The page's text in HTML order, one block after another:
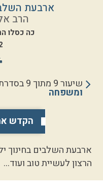
ארבעת
הרב
כה כסלו
2
שיעור 9 מתוך 9 בסדרת
ומשפחה
הקדש
ארבעת השלבים בחינוך
הרצון לעשיית טוב ועוד...